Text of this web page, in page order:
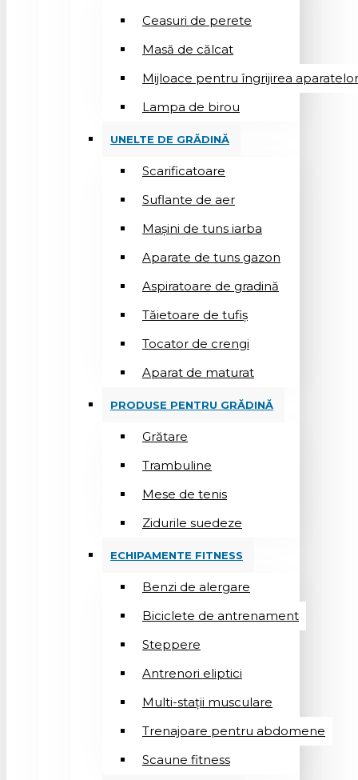
Ceasuri de perete
Masă de călcat
Mijloace pentru îngrijirea
Lampa de birou
UNELTE DE GRĂDINĂ
Scarificatoare
Suflantе de aer
Mașini de tuns iarba
Aparate de tuns gazon
Aspiratoare de gradină
Tăietoare de tufiș
Tocator de crengi
Aparat de maturat
PRODUSE PENTRU GRĂDINĂ
Grătare
Trambuline
Mese de tenis
Zidurile suedeze
ECHIPAMENTE FITNESS
Benzi de alergare
Biciclete de antrenament
Steppere
Antrenori eliptici
Multi-stații musculare
Trenajoare pentru abdomene
Scaune fitness